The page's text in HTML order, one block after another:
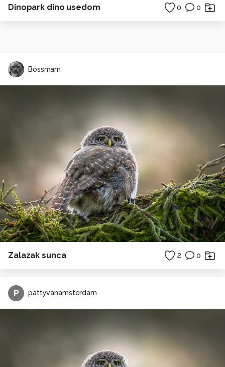
Dinopark dino usedom 0 0
Bossmarn
Zalazak sunca 2 0
P pattyvanamsterdam